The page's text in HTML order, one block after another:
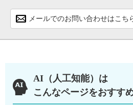
メールでのお問い合わせはこち
AI（人工知能）は
こんなページをおすす